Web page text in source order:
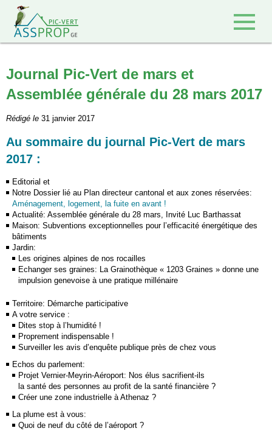
Journal Pic-Vert de mars et
Assemblée générale du 28 mars 2017
Rédigé le 31 janvier 2017
Au sommaire du journal Pic-Vert de mars
2017 :
Editorial et
Notre Dossier lié au Plan directeur cantonal et aux zones réservées:
Aménagement, logement, la fuite en avant !
Actualité: Assemblée générale du 28 mars, Invité Luc Barthassat
Maison: Subventions exceptionnelles pour l’efficacité énergétique des
bâtiments
Jardin:
Les origines alpines de nos rocailles
Echanger ses graines: La Grainothèque « 1203 Graines » donne une
impulsion genevoise à une pratique millénaire
Territoire: Démarche participative
A votre service :
Dites stop à l’humidité !
Proprement indispensable !
Surveiller les avis d’enquête publique près de chez vous
Echos du parlement:
Projet Vernier-Meyrin-Aéroport: Nos élus sacrifient-ils
la santé des personnes au profit de la santé financière ?
Créer une zone industrielle à Athenaz ?
La plume est à vous:
Quoi de neuf du côté de l’aéroport ?